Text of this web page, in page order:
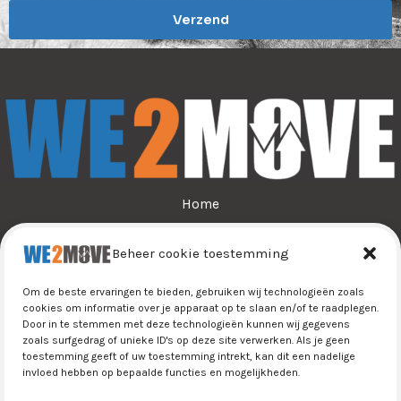
Beheer cookie toestemming
Om de beste ervaringen te bieden, gebruiken wij technologieën zoals
cookies om informatie over je apparaat op te slaan en/of te raadplegen.
Door in te stemmen met deze technologieën kunnen wij gegevens
zoals surfgedrag of unieke ID's op deze site verwerken. Als je geen
toestemming geeft of uw toestemming intrekt, kan dit een nadelige
invloed hebben op bepaalde functies en mogelijkheden.
i
*
Verzend
Home
Sporten
Tijn&Do
Winkel
Contact